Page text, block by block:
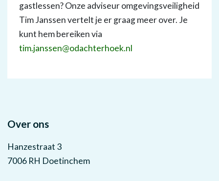
gastlessen? Onze adviseur omgevingsveiligheid
Tim Janssen vertelt je er graag meer over. Je
kunt hem bereiken via
tim.janssen@odachterhoek.nl
Over ons
Hanzestraat 3
7006 RH Doetinchem